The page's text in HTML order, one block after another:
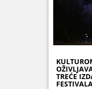
TREĆE